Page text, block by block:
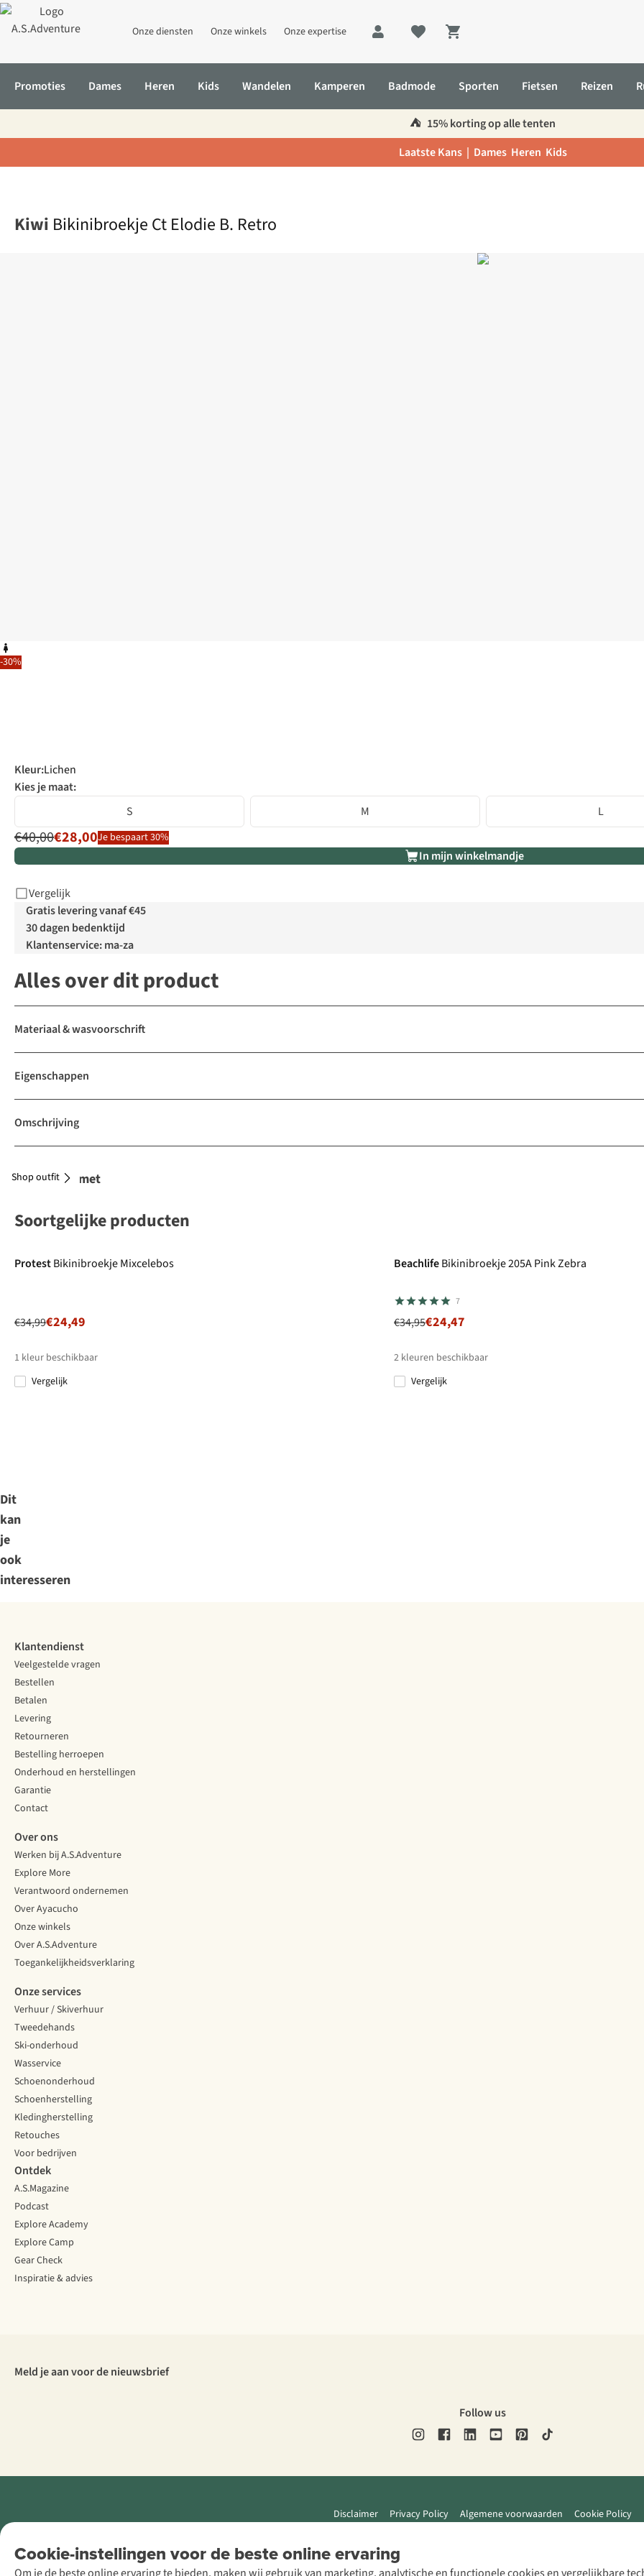
Onze diensten Onze winkels Onze expertise
Shopping cart
Promoties Dames Heren Kids Wandelen Kamperen Badmode Sporten Fietsen Reizen
⛺️ 15% korting op alle tenten
Laatste Kans | Dames Heren Kids
-30%
Kiwi Bikinibroekje Ct Elodie B. Retro
Kleur:Lichen
Kies je maat:
S
M L
€40,00€28,00Je bespaart 30%
In mijn winkelmandje
Vergelijk
Gratis levering vanaf €45
30 dagen bedenktijd
Klantenservice: ma-za
Alles over dit product
Materiaal & wasvoorschrift
Eigenschappen
Omschrijving
Combineer met
Shop outfit
Soortgelijke producten
-30%
ProtestBikinibroekje Mixcelebos
€34,99€24,49
1 kleur beschikbaar
Vergelijk
BeachlifeBikinibroekje 205A Pink Zebra
7
€34,95€24,47
2 kleuren beschikbaar
%
%
Vergelijk
Dit
kan
je
ook
interesseren
Cookie-instellingen voor de beste online ervaring
Klantendienst
Veelgestelde vragen
Bestellen
Betalen
Levering
Retourneren
Bestelling herroepen
Onderhoud en herstellingen
Garantie
Contact
Over ons
Werken bij A.S.Adventure
Explore More
Verantwoord ondernemen
Over Ayacucho
Onze winkels
Over A.S.Adventure
Toegankelijkheidsverklaring
Onze services
Verhuur / Skiverhuur
Tweedehands
Ski-onderhoud
Wasservice
Schoenonderhoud
Schoenherstelling
Kledingherstelling
Retouches
Voor bedrijven
Ontdek
A.S.Magazine
Podcast
Explore Academy
Explore Camp
Gear Check
Inspiratie & advies
Meld je aan voor de nieuwsbrief
Follow us
Disclaimer Privacy Policy Algemene voorwaarden Cookie Policy
Retail Concepts
NV,